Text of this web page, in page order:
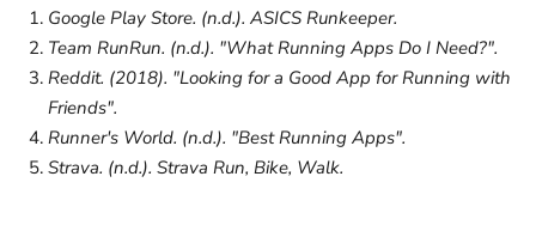
Google Play Store. (n.d.). ASICS Runkeeper.
Team RunRun. (n.d.). "What Running Apps Do I Need?".
Reddit. (2018). "Looking for a Good App for Running with
Friends".
Runner's World. (n.d.). "Best Running Apps".
Strava. (n.d.). Strava Run, Bike, Walk.